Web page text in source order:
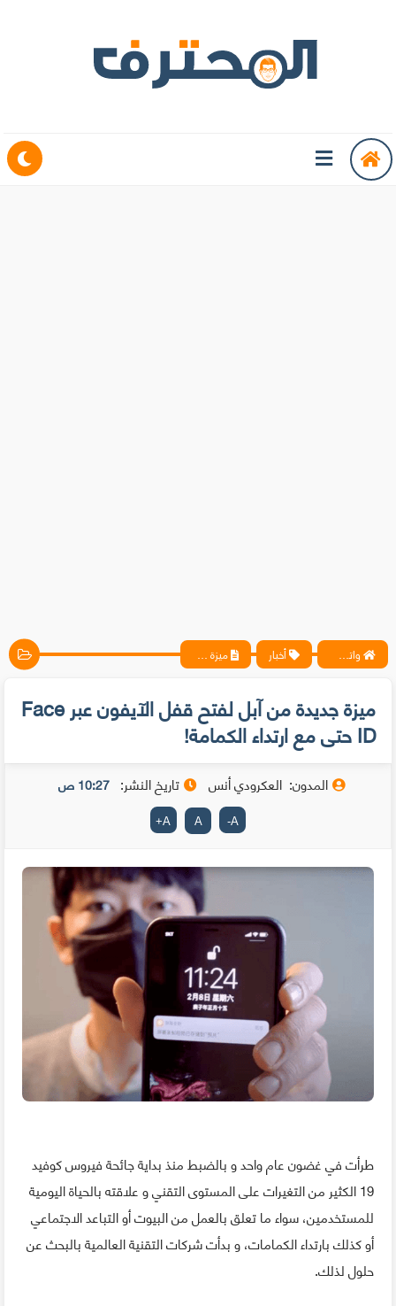
واتس آب ، فيسبوك ، أنترنت ، شروحات تقنية حصرية - المحترف أخبار ميزة جديدة من آبل لفتح قفل الآيفون عبر Face ID حتى مع ارتداء الكمامة!
ميزة جديدة من آبل لفتح قفل الآيفون عبر Face
ID حتى مع ارتداء الكمامة!
المدون: العكرودي أنس تاريخ النشر: 10:27 ص
A
-
A
A
+
طرأت في غضون عام واحد و بالضبط منذ بداية جائحة فيروس كوفيد
19 الكثير من التغيرات على المستوى التقني و علاقته بالحياة اليومية
للمستخدمين، سواء ما تعلق بالعمل من البيوت أو التباعد الاجتماعي
أو كذلك بارتداء الكمامات، و بدأت شركات التقنية العالمية بالبحث عن
حلول لذلك.